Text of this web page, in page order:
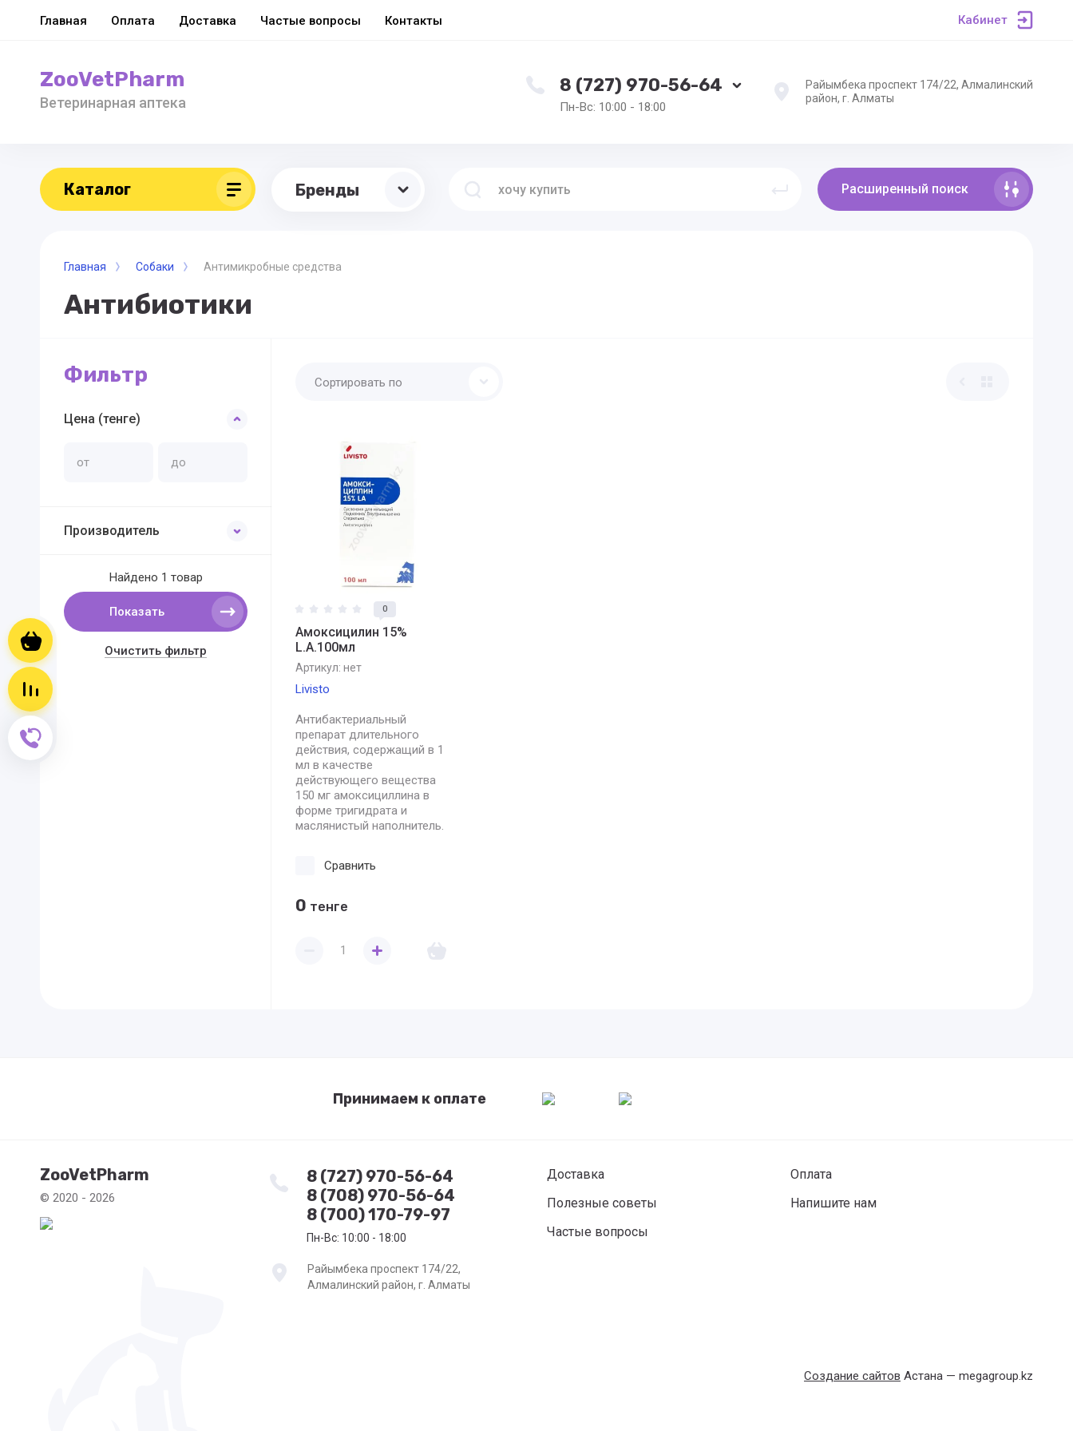
Главная Оплата Доставка Частые вопросы Контакты Кабинет
ZooVetPharm
Ветеринарная аптека
8 (727) 970-56-64
Пн-Вс: 10:00 - 18:00
Райымбека проспект 174/22, Алмалинский
район, г. Алматы
Каталог Бренды Расширенный поиск
Главная Собаки Антимикробные средства
Антибиотики
Фильтр
Цена (тенге)
Производитель
Найдено 1 товар
Показать
Очистить фильтр
Сортировать по
0
Амоксицилин 15%
L.A.100мл
Артикул: нет
Livisto
Антибактериальный
препарат длительного
действия, содержащий в 1
мл в качестве
действующего вещества
150 мг амоксициллина в
форме тригидрата и
маслянистый наполнитель.
Сравнить
0 тенге
Принимаем к оплате
ZooVetPharm
© 2020 - 2026
8 (727) 970-56-64
8 (708) 970-56-64
8 (700) 170-79-97
Пн-Вс: 10:00 - 18:00
Райымбека проспект 174/22,
Алмалинский район, г. Алматы
Доставка
Оплата
Полезные советы
Напишите нам
Частые вопросы
Создание сайтов Астана — megagroup.kz